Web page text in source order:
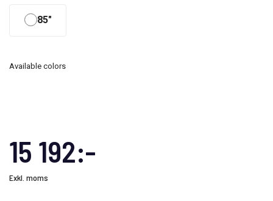
15 192:-
Exkl. moms
85"
Available colors